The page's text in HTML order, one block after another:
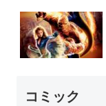
コミック